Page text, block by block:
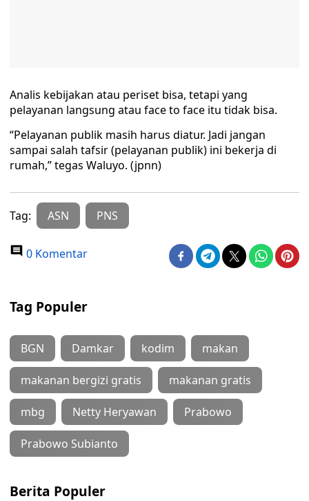
Analis kebijakan atau periset bisa, tetapi yang
pelayanan langsung atau face to face itu tidak bisa.
“Pelayanan publik masih harus diatur. Jadi jangan
sampai salah tafsir (pelayanan publik) ini bekerja di
rumah,” tegas Waluyo. (jpnn)
Tag: ASN PNS
0 Komentar
Tag Populer
BGN Damkar kodim makan
makanan bergizi gratis makanan gratis
mbg Netty Heryawan Prabowo
Prabowo Subianto
Berita Populer